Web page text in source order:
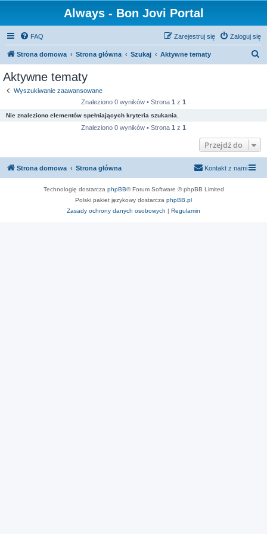
Always - Bon Jovi Portal
FAQ Zaloguj się
Zarejestruj się
Strona domowa Strona główna Szukaj Aktywne tematy
Aktywne tematy
Wyszukiwanie zaawansowane
Znaleziono 0 wyników • Strona 1 z 1
Nie znaleziono elementów spełniających kryteria szukania.
Znaleziono 0 wyników • Strona 1 z 1
Przejdź do
Strona domowa Strona główna Kontakt z nami
Technologię dostarcza phpBB® Forum Software © phpBB Limited
Polski pakiet językowy dostarcza phpBB.pl
Zasady ochrony danych osobowych | Regulamin